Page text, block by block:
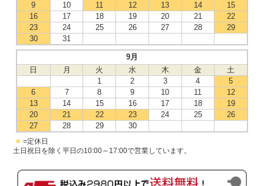
9
10 11 12 13 14
15
16
17 18 19 20 21
22
23
24 25 26 27 28
29
30
31
9月
日
月 火 水 木 金
土
1
2 3 4
5
6
7 8 9 10 11
12
13
14 15 16 17 18
19
20
21 22 23 24 25
26
27
28 29 30
■ =定休日
土日祝日を除く平日の10:00～17:00で営業しています。